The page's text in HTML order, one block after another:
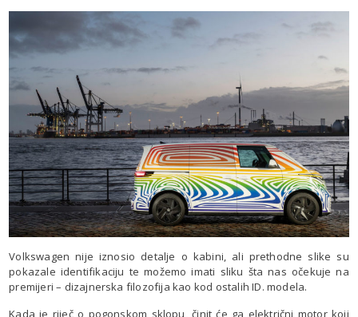
Volkswagen nije iznosio detalje o kabini, ali prethodne slike su
pokazale identifikaciju te možemo imati sliku šta nas očekuje na
premijeri – dizajnerska filozofija kao kod ostalih ID. modela.
Kada je riječ o pogonskom sklopu, činit će ga električni motor koji